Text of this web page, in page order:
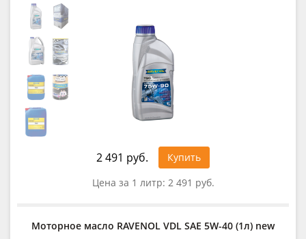
2 491 руб.
Купить
Цена за 1 литр: 2 491 руб.
Моторное масло RAVENOL VDL SAE 5W-40 (1л) new